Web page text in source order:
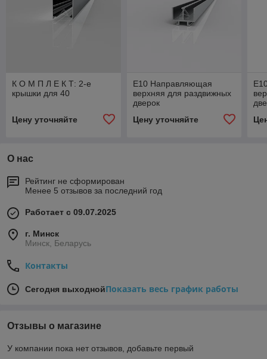
К О М П Л Е К Т: 2-е
крышки для 40
Цену уточняйте
Е10 Направляющая
верхняя для раздвижных
дверок
Цену уточняйте
О нас
Рейтинг не сформирован
Менее 5 отзывов за последний год
Работает с 09.07.2025
г. Минск
Минск, Беларусь
Контакты
Сегодня выходнойПоказать весь график работы
Отзывы о магазине
У компании пока нет отзывов, добавьте первый